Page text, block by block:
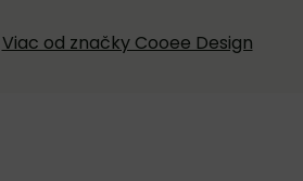
Viac od značky Cooee Design